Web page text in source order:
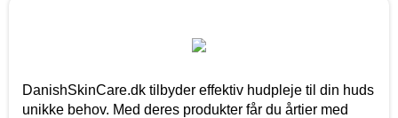
DanishSkinCare.dk tilbyder effektiv hudpleje til din huds
unikke behov. Med deres produkter får du årtier med